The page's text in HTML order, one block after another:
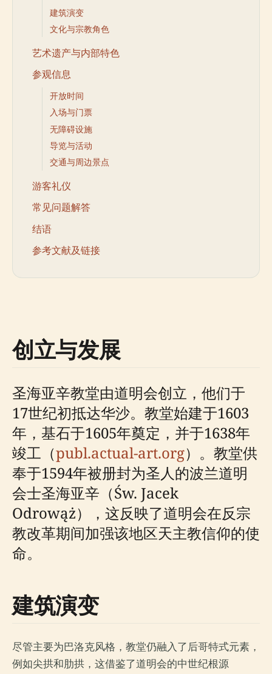
建筑演变
文化与宗教角色
艺术遗产与内部特色
参观信息
开放时间
入场与门票
无障碍设施
导览与活动
交通与周边景点
游客礼仪
常见问题解答
结语
参考文献及链接
创立与发展
圣海亚辛教堂由道明会创立，他们于
17世纪初抵达华沙。教堂始建于1603
年，基石于1605年奠定，并于1638年
竣工（publ.actual-art.org）。教堂供
奉于1594年被册封为圣人的波兰道明
会士圣海亚辛（Św. Jacek
Odrowąż），这反映了道明会在反宗
教改革期间加强该地区天主教信仰的使
命。
建筑演变
尽管主要为巴洛克风格，教堂仍融入了后哥特式元素，
例如尖拱和肋拱，这借鉴了道明会的中世纪根源